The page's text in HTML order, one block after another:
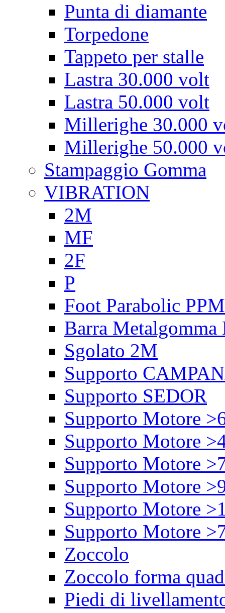
Punta di diamante
Torpedone
Tappeto per stalle
Lastra 30.000 volt
Lastra 50.000 volt
Millerighe 30.000
Millerighe 50.000
Stampaggio Gomma
VIBRATION
2M
MF
2F
P
Foot Parabolic PPM
Barra Metalgomma
Sgolato 2M
Supporto
Supporto SEDOR
Supporto Motore
Supporto Motore
Supporto Motore
Supporto Motore
Supporto Motore
Supporto Motore
Zoccolo
Zoccolo forma
Piedi di